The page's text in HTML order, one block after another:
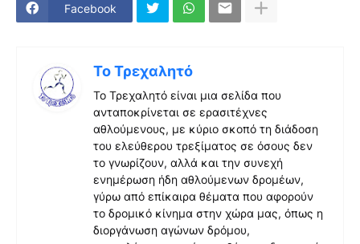
Facebook
Το Τρεχαλητό
Το Τρεχαλητό είναι μια σελίδα που
ανταποκρίνεται σε ερασιτέχνες
αθλούμενους, με κύριο σκοπό τη διάδοση
του ελεύθερου τρεξίματος σε όσους δεν
το γνωρίζουν, αλλά και την συνεχή
ενημέρωση ήδη αθλούμενων δρομέων,
γύρω από επίκαιρα θέματα που αφορούν
το δρομικό κίνημα στην χώρα μας, όπως η
διοργάνωση αγώνων δρόμου,